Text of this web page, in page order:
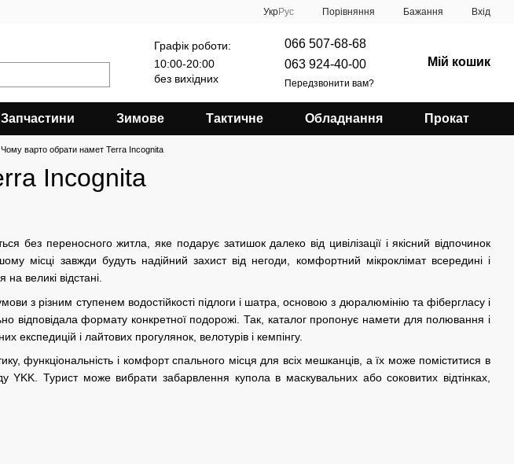
УкрРус Порівняння Бажання Вхід
Графік роботи:
10:00-20:00
без вихідних
066 507-68-68
063 924-40-00
Передзвонити вам?
Мій кошик
Запчастини Зимове Тактичне Обладнання Прокат
Чому варто обрати намет Terra Incognita
Incognita
без переносного житла, яке подарує затишок далеко від цивілізації і якісний відпочинок
місці завжди будуть надійний захист від негоди, комфортний мікроклімат всередині і
великі відстані.
з різним ступенем водостійкості підлоги і шатра, основою з дюралюмінію та фібергласу і
відповідала формату конкретної подорожі. Так, каталог пропонує намети для полювання і
експедицій і лайтових прогулянок, велотурів і кемпінгу.
функціональність і комфорт спального місця для всіх мешканців, а їх може поміститися в
Турист може вибрати забарвлення купола в маскувальних або соковитих відтінках,